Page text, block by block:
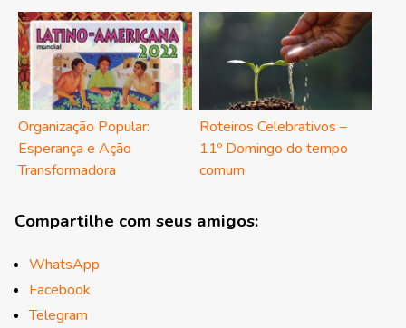
Organização Popular:
Esperança e Ação
Transformadora
Roteiros Celebrativos –
11º Domingo do tempo
comum
Compartilhe com seus amigos:
WhatsApp
Facebook
Telegram